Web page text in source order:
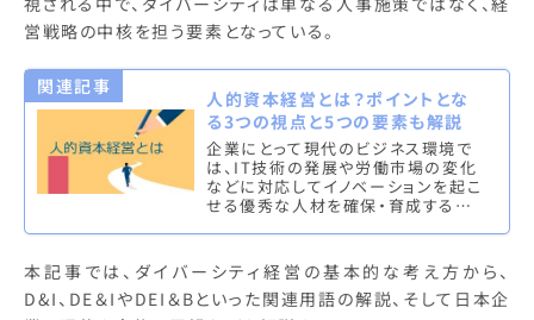
営戦略の中核を担う要素となっている。
関連記事
人的資本経営とは？ポイントとな
る3つの視点と5つの要素も解説
企業にとって現代のビジネス環境で
は、IT技術の発展や労働市場の変化
などに対応してイノベーションを起こ
せる優秀な人材を確保・育成するこ
的…
本記事では、ダイバーシティ経営の基本的な考え方から、
D&I、DE＆IやDEI＆Bといった関連用語の解説、そして日本企